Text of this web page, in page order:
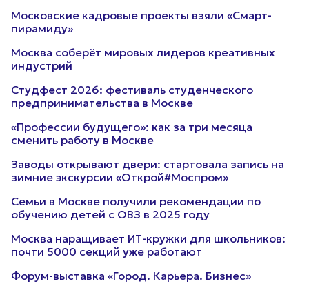
Московские кадровые проекты взяли «Смарт-
пирамиду»
Москва соберёт мировых лидеров креативных
индустрий
Студфест 2026: фестиваль студенческого
предпринимательства в Москве
«Профессии будущего»: как за три месяца
сменить работу в Москве
Заводы открывают двери: стартовала запись на
зимние экскурсии «Открой#Моспром»
Семьи в Москве получили рекомендации по
обучению детей с ОВЗ в 2025 году
Москва наращивает ИТ-кружки для школьников:
почти 5000 секций уже работают
Форум-выставка «Город. Карьера. Бизнес»